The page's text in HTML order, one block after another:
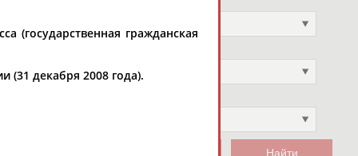
Не выбран
(государственная гражданская
(31 декабря 2008 года).